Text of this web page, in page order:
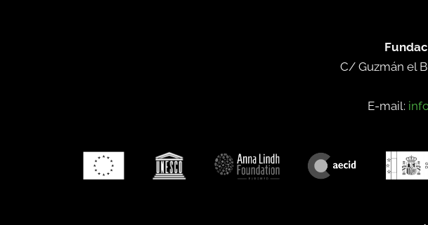
C/ Guzmán el
E-mail: